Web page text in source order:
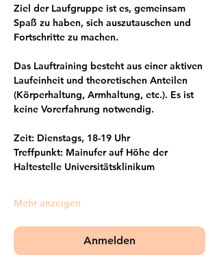
Ziel der Laufgruppe ist es, gemeinsam
Spaß zu haben, sich auszutauschen und
Fortschritte zu machen.
Das Lauftraining besteht aus einer aktiven
Laufeinheit und theoretischen Anteilen
(Körperhaltung, Armhaltung, etc.). Es ist
keine Vorerfahrung notwendig.
Zeit: Dienstags, 18-19 Uhr
Treffpunkt: Mainufer auf Höhe der
Haltestelle Universitätsklinikum
Mehr anzeigen
Anmelden